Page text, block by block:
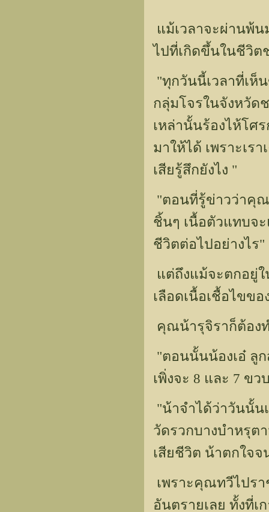
แม้เวลาจะผ่านพ้
ไปที่เกิดขึ้นในชีวิต
"ทุกวันนี้เวลาที่เห็
กลุ่มโจรในจังหวัด
เหล่านั้นร้องไห้โศ
มาให้ได้ เพราะเ
เสียรู้สึกยังไง "
"ตอนที่รู้ข่าวว่าคุ
ชิ้นๆ เนื้อตัวแทบจ
ชีวิตต่อไปอย่างไร"
แต่ถึงแม้จะตกอยู่
เลือดเนื้อเชื้อไขข
คุณน้ารุจิราก็ต้อง
"ตอนนั้นน้องเอ๋ ลู
เพิ่งจะ 8 และ 7 ข
"น้าจำได้ว่าวันนั้น
วัดรวกบางบำหรุต
เสียชีวิต น้าตกใจ
เพราะคุณทวีไปร
อันตรายเลย ทั้งที่เ